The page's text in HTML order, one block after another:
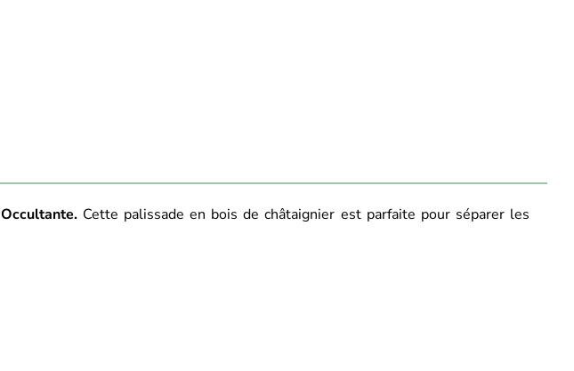
Occultante. Cette palissade en bois de châtaignier est parfaite pour séparer les